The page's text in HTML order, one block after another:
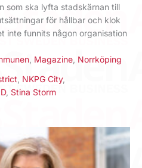
som ska lyfta stadskärnan till
för hållbar och klok
inte funnits någon organisation
Magazine Norrköping
, NKPG City,
, Stina Storm